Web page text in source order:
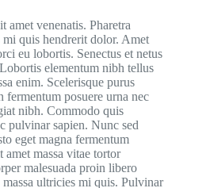
amet venenatis. Pharetra
mi quis hendrerit dolor. Amet
eu lobortis. Senectus et netus
elementum nibh tellus
enim. Scelerisque purus
fermentum posuere urna nec
nibh. Commodo quis
pulvinar sapien. Nunc sed
eget magna fermentum
massa vitae tortor
malesuada proin libero
massa ultricies mi quis. Pulvinar